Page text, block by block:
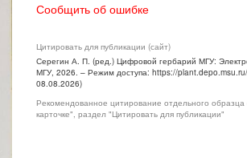
Сообщить об ошибке
Цитировать для публикации (сайт)
Серегин А. П. (ред.) Цифровой гербарий МГУ:
МГУ, 2026. – Режим доступа: https://
08.08.2026)
Рекомендованное цитирование отдельного
карточке", раздел "Цитировать для публикации"